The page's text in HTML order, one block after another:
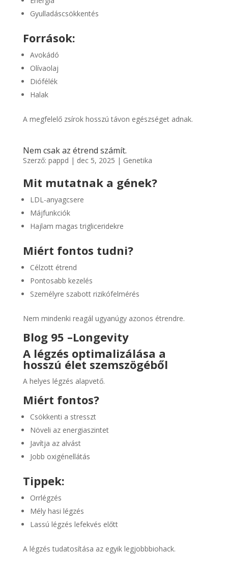
Gyulladáscsökkentés
Források:
Avokádó
Olívaolaj
Diófélék
Halak
A megfelelő zsírok hosszú távon egészséget adnak.
Nem csak az étrend számít.
Szerző: pappd | dec 5, 2025 | Genetika
Mit mutatnak a gének?
LDL-anyagcsere
Májfunkciók
Hajlam magas trigliceridekre
Miért fontos tudni?
Célzott étrend
Pontosabb kezelés
Személyre szabott rizikófelmérés
Nem mindenki reagál ugyanúgy azonos étrendre.
Blog 95 –Longevity
A légzés optimalizálása a
hosszú élet szemszögéből
A helyes légzés alapvető.
Miért fontos?
Csökkenti a stresszt
Növeli az energiaszintet
Javítja az alvást
Jobb oxigénellátás
Tippek:
Orrlégzés
Mély hasi légzés
Lassú légzés lefekvés előtt
A légzés tudatosítása az egyik legjobbbiohack.